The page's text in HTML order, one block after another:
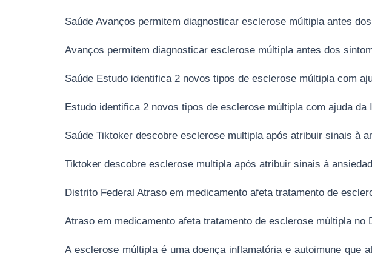
Saúde Avanços permitem diagnosticar esclerose múltipla antes
Avanços permitem diagnosticar esclerose múltipla antes dos
Saúde Estudo identifica 2 novos tipos de esclerose múltipla com
Estudo identifica 2 novos tipos de esclerose múltipla com ajuda da
Saúde Tiktoker descobre esclerose multipla após atribuir sinais à
Tiktoker descobre esclerose multipla após atribuir sinais à
Distrito Federal Atraso em medicamento afeta tratamento de
Atraso em medicamento afeta tratamento de esclerose múltipla no
A esclerose múltipla é uma doença inflamatória e autoimune que